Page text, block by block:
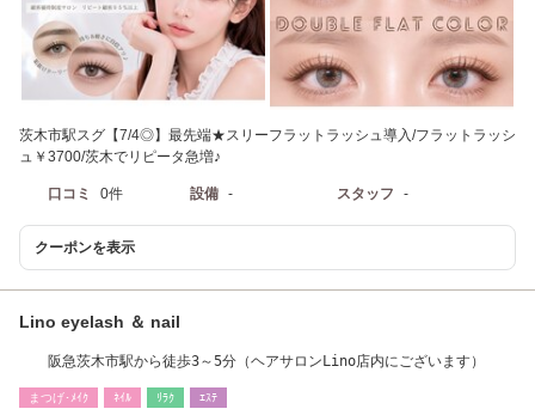
茨木市駅スグ【7/4◎】最先端★スリーフラットラッシュ導入/フラットラッシ
ュ￥3700/茨木でリピータ急増♪
口コミ 0件 設備 - スタッフ -
クーポンを表示
Lino eyelash ＆ nail
阪急茨木市駅から徒歩3～5分（ヘアサロンLino店内にございます）
まつげ･ﾒｲｸ ﾈｲﾙ ﾘﾗｸ ｴｽﾃ